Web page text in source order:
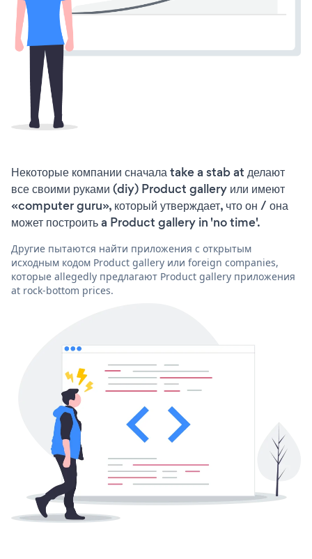
Некоторые компании сначала take a stab at делают
все своими руками (diy) Product gallery или имеют
«computer guru», который утверждает, что он / она
может построить a Product gallery in 'no time'.
Другие пытаются найти приложения с открытым
исходным кодом Product gallery или foreign companies,
которые allegedly предлагают Product gallery приложения
at rock-bottom prices.